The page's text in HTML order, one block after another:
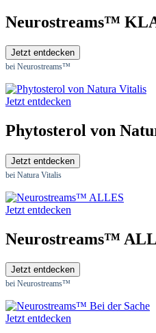
Neurostreams™
Jetzt entdecken
bei Neurostreams™
Jetzt entdecken
Phytosterol von
Jetzt entdecken
bei Natura Vitalis
Jetzt entdecken
Neurostreams™
Jetzt entdecken
bei Neurostreams™
Jetzt entdecken